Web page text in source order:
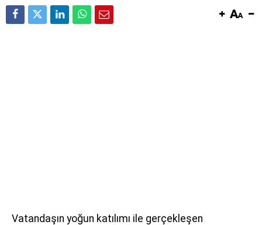
Vatandaşın yoğun katılımı ile gerçekleşen